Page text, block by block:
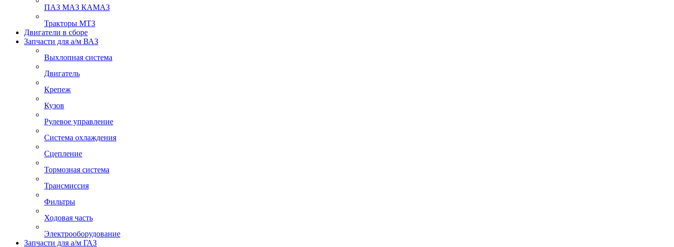
ПАЗ МАЗ КАМАЗ
Тракторы МТЗ
Двигатели в сборе
Запчасти для а/м ВАЗ
Выхлопная система
Двигатель
Крепеж
Кузов
Рулевое управление
Система охлаждения
Сцепление
Тормозная система
Трансмиссия
Фильтры
Ходовая часть
Электрооборудование
Запчасти для а/м ГАЗ